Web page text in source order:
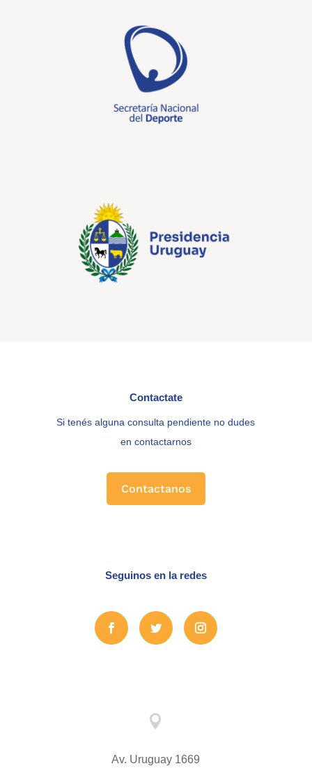
Contactate
Si tenés alguna consulta pendiente no dudes
en contactarnos
Contactanos
Seguinos en la redes

Av. Uruguay 1669